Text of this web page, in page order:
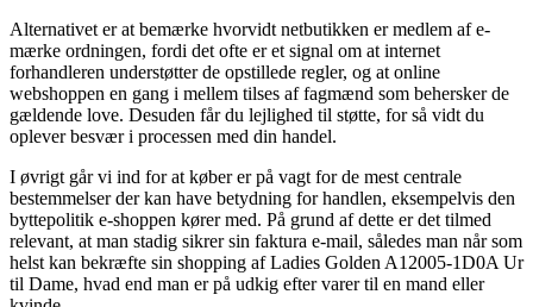
Alternativet er at bemærke hvorvidt netbutikken er medlem af e-
mærke ordningen, fordi det ofte er et signal om at internet
forhandleren understøtter de opstillede regler, og at online
webshoppen en gang i mellem tilses af fagmænd som behersker de
gældende love. Desuden får du lejlighed til støtte, for så vidt du
oplever besvær i processen med din handel.
I øvrigt går vi ind for at køber er på vagt for de mest centrale
bestemmelser der kan have betydning for handlen, eksempelvis den
byttepolitik e-shoppen kører med. På grund af dette er det tilmed
relevant, at man stadig sikrer sin faktura e-mail, således man når som
helst kan bekræfte sin shopping af Ladies Golden A12005-1D0A Ur
til Dame, hvad end man er på udkig efter varer til en mand eller